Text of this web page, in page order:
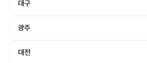
대구
광주
대전